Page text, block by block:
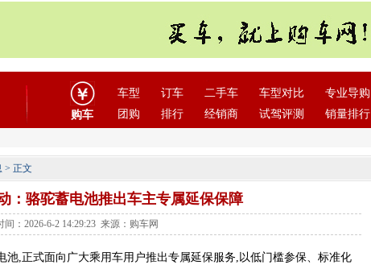
购车
车型 订车 二手车 车型对比
专业导购
团购
排行 经销商 试驾评测 销量排行
> 正文
：骆驼蓄电池推出车主专属延保保障
间：2026-6-2 14:29:23 来源：购车网
,正式面向广大乘用车用户推出专属延保服务,以低门槛参保、标准化